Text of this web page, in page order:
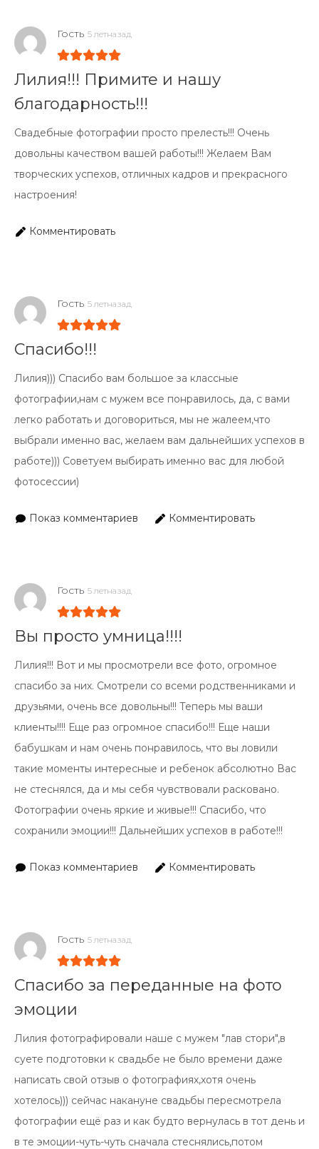
Гость 5 летназад
Лилия!!! Примите и нашу
благодарность!!!
Свадебные фотографии просто прелесть!!! Очень
довольны качеством вашей работы!!! Желаем Вам
творческих успехов, отличных кадров и прекрасного
настроения!
Комментировать
Гость 5 летназад
Спасибо!!!
Лилия))) Спасибо вам большое за классные
фотографии,нам с мужем все понравилось, да, с вами
легко работать и договориться, мы не жалеем,что
выбрали именно вас, желаем вам дальнейших успехов в
работе))) Советуем выбирать именно вас для любой
фотосессии)
Показ комментариев Комментировать
Гость 5 летназад
Вы просто умница!!!!
Лилия!!! Вот и мы просмотрели все фото, огромное
спасибо за них. Смотрели со всеми родственниками и
друзьями, очень все довольны!!! Теперь мы ваши
клиенты!!!! Еще раз огромное спасибо!!! Еще наши
бабушкам и нам очень понравилось, что вы ловили
такие моменты интересные и ребенок абсолютно Вас
не стеснялся, да и мы себя чувствовали расковано.
Фотографии очень яркие и живые!!! Спасибо, что
сохранили эмоции!!! Дальнейших успехов в работе!!!
Показ комментариев Комментировать
Гость 5 летназад
Спасибо за переданные на фото
эмоции
Лилия фотографировали наше с мужем "лав стори",в
суете подготовки к свадьбе не было времени даже
написать свой отзыв о фотографиях,хотя очень
хотелось))) сейчас накануне свадьбы пересмотрела
фотографии ещё раз и как будто вернулась в тот день и
в те эмоции-чуть-чуть сначала стеснялись,потом